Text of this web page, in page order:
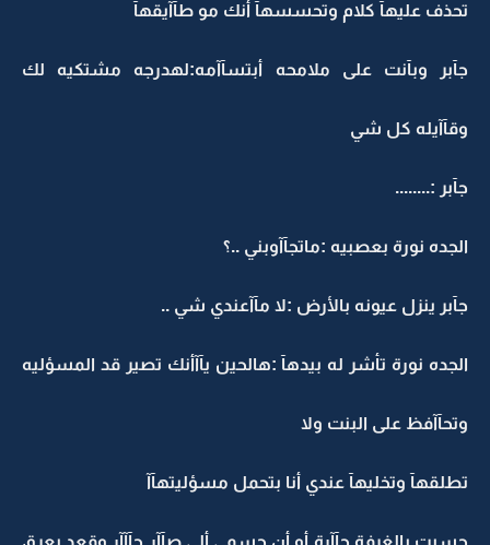
تحذف عليهآ كلام وتحسسهآ أنك مو طآآيقهآ
جآبر وبآنت على ملامحه أبتسآآمه:لهدرجه مشتكيه لك
وقآآيله كل شي
جآبر :........
الجده نورة بعصبيه :ماتجآآوبني ..؟
جآبر ينزل عيونه بالأرض :لا مآآعندي شي ..
الجده نورة تأشر له بيدهآ :هالحين يآآأنك تصير قد المسؤليه
وتحآآفظ على البنت ولا
تطلقهآ وتخليهآ عندي أنا بتحمل مسؤليتهآآ
حسيت بالغرفة حآآرة أو أن جسمي ألي صآآر حآآآر وقعد يعرق